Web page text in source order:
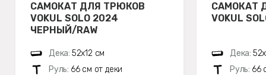
САМОКАТ ДЛЯ ТРЮКОВ
VOKUL SOLO 2024
ЧЕРНЫЙ/RAW
Дека: 52х12 см
Руль: 66 см от деки
САМОКАТ
VOKUL
Дека:
Руль: 66